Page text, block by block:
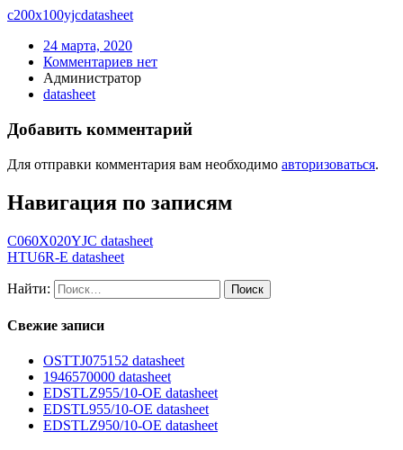
c200x100yjcdatasheet
24 марта, 2020
Комментариев нет
Администратор
datasheet
Добавить комментарий
Для отправки комментария вам необходимо авторизоваться.
Навигация по записям
C060X020YJC datasheet
HTU6R-E datasheet
Найти:
Свежие записи
OSTTJ075152 datasheet
1946570000 datasheet
EDSTLZ955/10-OE datasheet
EDSTL955/10-OE datasheet
EDSTLZ950/10-OE datasheet